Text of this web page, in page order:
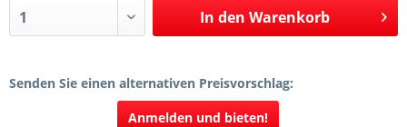
In den Warenkorb
Senden Sie einen alternativen Preisvorschlag:
Anmelden und bieten!